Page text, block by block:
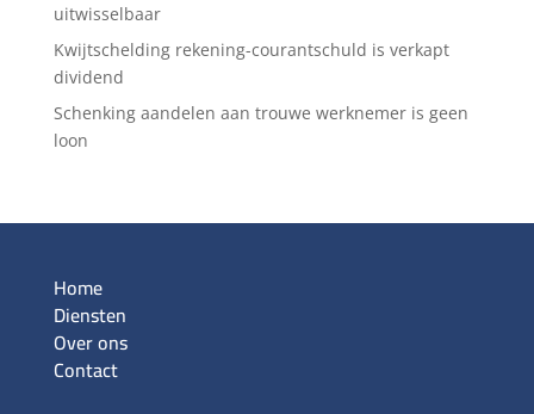
uitwisselbaar
Kwijtschelding rekening-courantschuld is verkapt
dividend
Schenking aandelen aan trouwe werknemer is geen
loon
Home
Diensten
Over ons
Contact